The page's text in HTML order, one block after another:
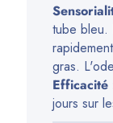
tube bleu.
gras.
Efficacité
jours sur